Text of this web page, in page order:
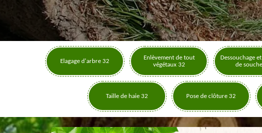
Elagage d'arbre 32
Enlèvement de tout
végétaux 32
Dessouchage
de
Taille de haie 32 Pose de clôture 32